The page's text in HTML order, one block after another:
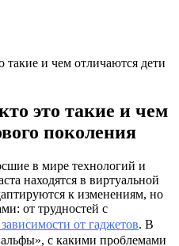
такие и чем отличаются дети
это такие и чем
поколения
в мире технологий и
находятся в виртуальной
к изменениям, но
от трудностей с
от гаджетов. В
с какими проблемами